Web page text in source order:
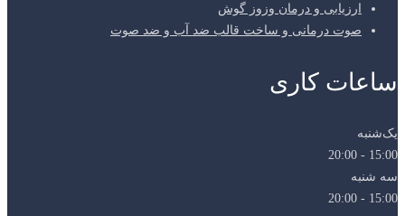
ارزیابی و درمان وزوز گوش
صوت درمانی و ساخت قالب ضد آب و ضد صوت
ساعات کاری
یک‌شنبه
15:00 - 20:00
سه شنبه
15:00 - 20:00